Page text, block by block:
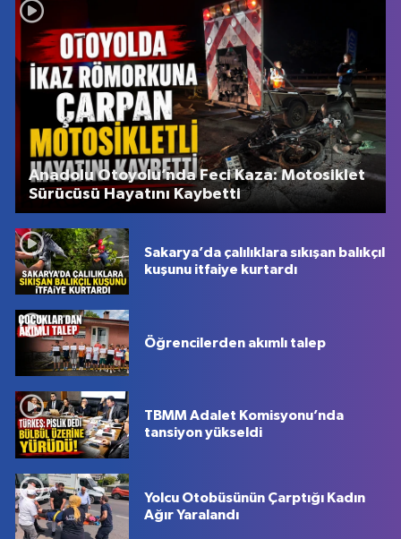
Anadolu Otoyolu’nda Feci Kaza: Motosiklet
Sürücüsü Hayatını Kaybetti
Sakarya’da çalılıklara sıkışan balıkçıl
kuşunu itfaiye kurtardı
Öğrencilerden akımlı talep
TBMM Adalet Komisyonu’nda
tansiyon yükseldi
Yolcu Otobüsünün Çarptığı Kadın
Ağır Yaralandı